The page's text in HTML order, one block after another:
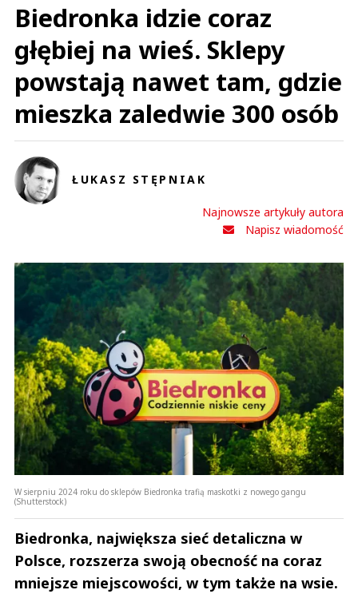
Biedronka idzie coraz
głębiej na wieś. Sklepy
powstają nawet tam, gdzie
mieszka zaledwie 300 osób
ŁUKASZ STĘPNIAK
Najnowsze artykuły autora
Napisz wiadomość
W sierpniu 2024 roku do sklepów Biedronka trafią maskotki z nowego gangu
(Shutterstock)
Biedronka, największa sieć detaliczna w
Polsce, rozszerza swoją obecność na coraz
mniejsze miejscowości, w tym także na wsie.